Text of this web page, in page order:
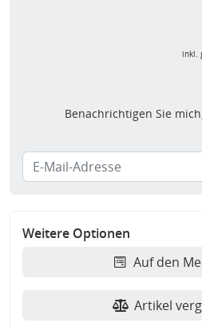
inkl.
Benachrichtigen Sie
Weitere Optionen
Auf den
Artikel